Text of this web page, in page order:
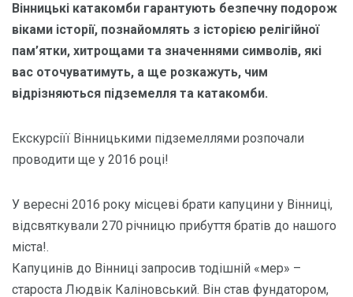
Вінницькі катакомби гарантують безпечну подорож
віками історії, познайомлять з історією релігійної
пам’ятки, хитрощами та значеннями символів, які
вас оточуватимуть, а ще розкажуть, чим
відрізняються підземелля та катакомби.
Екскурсіїї Вінницькими підземеллями розпочали
проводити ще у 2016 році!
У вересні 2016 року місцеві брати капуцини у Вінниці,
відсвяткували 270 річницю прибуття братів до нашого
міста!.
Капуцинів до Вінниці запросив тодішній «мер» –
староста Людвік Каліновський. Він став фундатором,